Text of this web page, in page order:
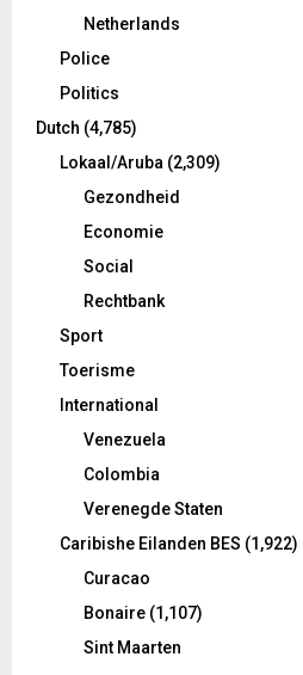
Netherlands
Police
Politics
Dutch (4,785)
Lokaal/Aruba (2,309)
Gezondheid
Economie
Social
Rechtbank
Sport
Toerisme
International
Venezuela
Colombia
Verenegde Staten
Caribishe Eilanden BES (1,922)
Curacao
Bonaire (1,107)
Sint Maarten